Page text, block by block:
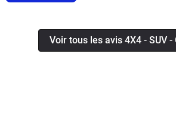
Voir tous les avis 4X4 - SUV -